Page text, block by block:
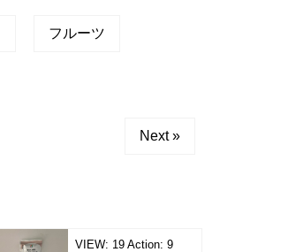
フルーツ
Next »
VIEW: 19 Action: 9